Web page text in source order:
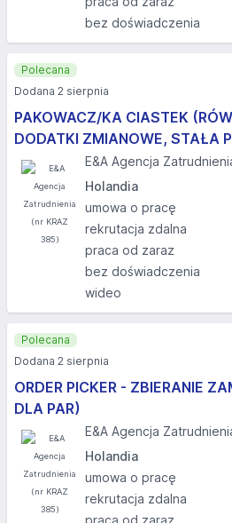
bez doświadczenia
PAKOWACZ/KA CIASTEK
DODATKI ZMIANOWE, STAŁA
E&A Agencja
Holandia
umowa o pracę
rekrutacja zdalna
praca od zaraz
bez doświadczenia
wideo
Polecana
Dodana 2 sierpnia
ORDER PICKER - ZBIERANIE
DLA PAR)
E&A Agencja
Holandia
umowa o pracę
rekrutacja zdalna
praca od zaraz
Polecana
Dodana 2 sierpnia